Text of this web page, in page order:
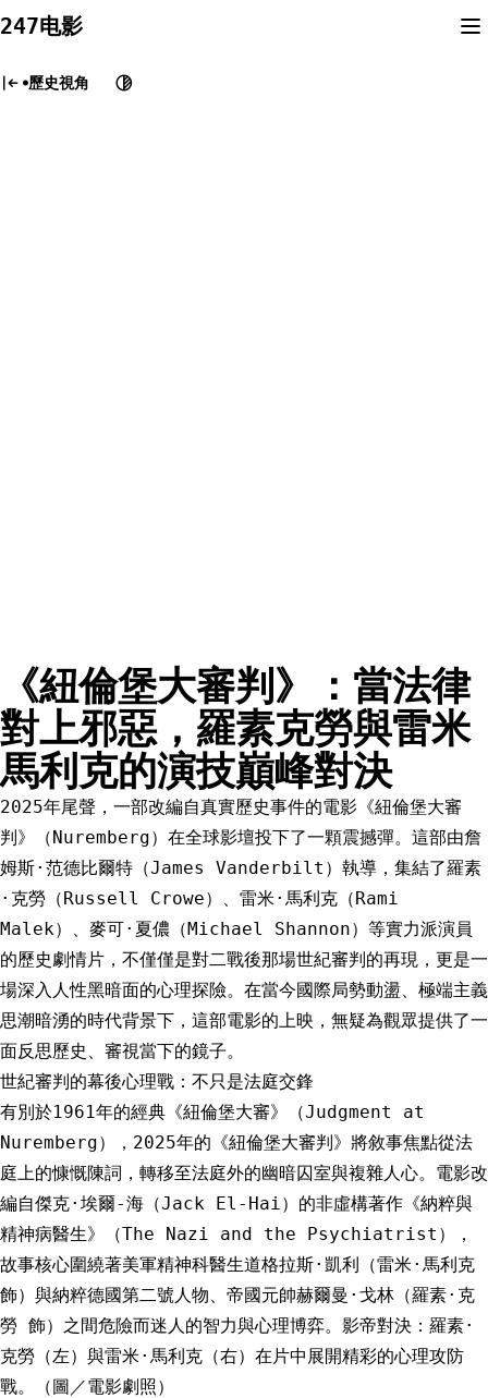
to
247电影
歷史視角
《紐倫堡大審判》：當法律
對上邪惡，羅素克勞與雷米
馬利克的演技巔峰對決
2025年尾聲，一部改編自真實歷史事件的電影《紐倫堡大審
判》（Nuremberg）在全球影壇投下了一顆震撼彈。這部由詹
姆斯·范德比爾特（James Vanderbilt）執導，集結了羅素
·克勞（Russell Crowe）、雷米·馬利克（Rami
Malek）、麥可·夏儂（Michael Shannon）等實力派演員
的歷史劇情片，不僅僅是對二戰後那場世紀審判的再現，更是一
場深入人性黑暗面的心理探險。在當今國際局勢動盪、極端主義
思潮暗湧的時代背景下，這部電影的上映，無疑為觀眾提供了一
面反思歷史、審視當下的鏡子。
世紀審判的幕後心理戰：不只是法庭交鋒
有別於1961年的經典《紐倫堡大審》（Judgment at
Nuremberg），2025年的《紐倫堡大審判》將敘事焦點從法
庭上的慷慨陳詞，轉移至法庭外的幽暗囚室與複雜人心。電影改
編自傑克·埃爾-海（Jack El-Hai）的非虛構著作《納粹與
精神病醫生》（The Nazi and the Psychiatrist），
故事核心圍繞著美軍精神科醫生道格拉斯·凱利（雷米·馬利克
飾）與納粹德國第二號人物、帝國元帥赫爾曼·戈林（羅素·克
勞 飾）之間危險而迷人的智力與心理博弈。影帝對決：羅素·
克勞（左）與雷米·馬利克（右）在片中展開精彩的心理攻防
戰。（圖／電影劇照）